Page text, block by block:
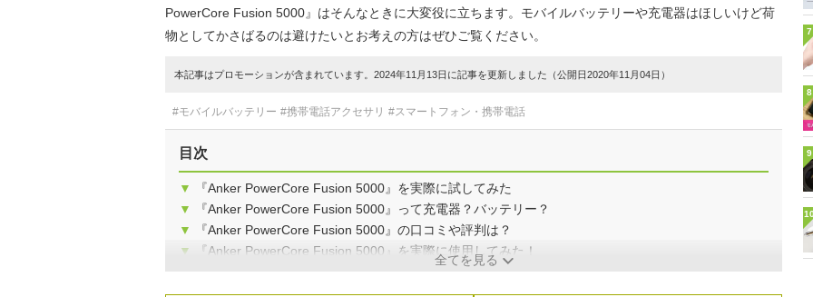
PowerCore Fusion 5000』はそんなときに大変役に立ちます。モバイルバッテリーや充電器はほしいけど荷
物としてかさばるのは避けたいとお考えの方はぜひご覧ください。
本記事はプロモーションが含まれています。2024年11月13日に記事を更新しました（公開日2020年11月04日）
#モバイルバッテリー #携帯電話アクセサリ #スマートフォン・携帯電話
目次
▼
『Anker PowerCore Fusion 5000』を実際に試してみた
▼
『Anker PowerCore Fusion 5000』って充電器？バッテリー？
▼
『Anker PowerCore Fusion 5000』の口コミや評判は？
▼
『Anker PowerCore Fusion 5000』を実際に使用してみた！
全てを見る
7
8
9